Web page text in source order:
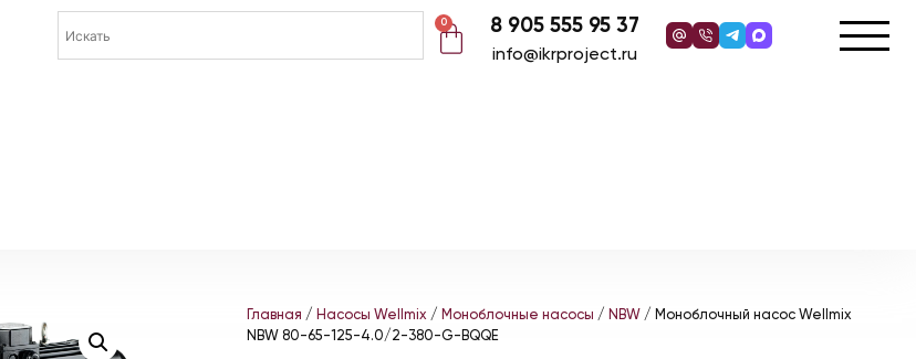
0 8 905 555 95 37
info@ikrproject.ru
Главная / Насосы Wellmix/ Моноблочные насосы / NBW / Моноблочный насос Wellmix
NBW 80-65-125-4.0/2-380-G-BQQE